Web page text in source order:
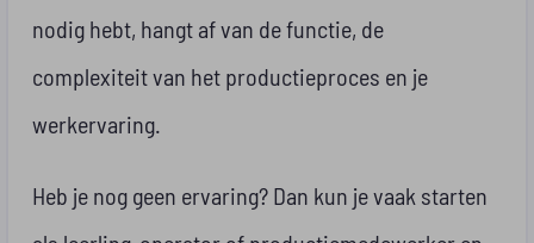
nodig hebt, hangt af van de functie, de
complexiteit van het productieproces en je
werkervaring.
Heb je nog geen ervaring? Dan kun je vaak starten